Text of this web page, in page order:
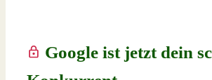
Google ist jetzt dein